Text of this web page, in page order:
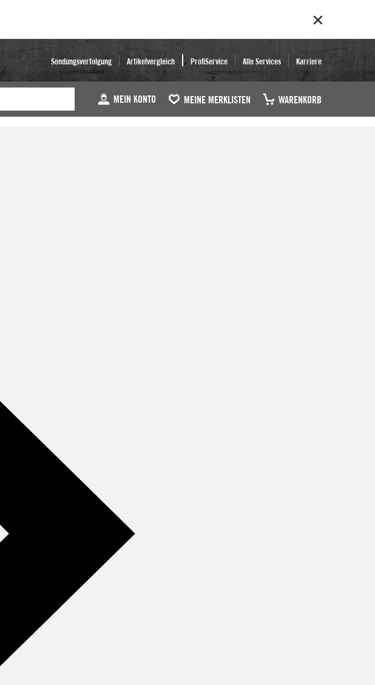
Sendungsverfolgung Artikelvergleich ProfiService Alle Services Karriere
MEIN KONTO MEINE MERKLISTEN WARENKORB